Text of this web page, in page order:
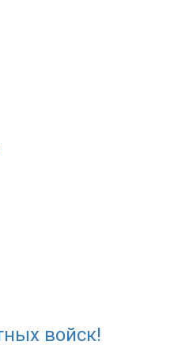
войск!